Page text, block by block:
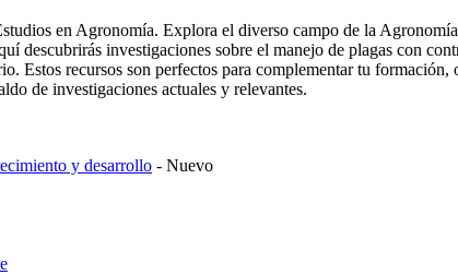
en Agronomía. Explora el diverso campo de la
descubrirás investigaciones sobre el manejo de plagas con
Estos recursos son perfectos para complementar tu
de investigaciones actuales y relevantes.
y desarrollo - Nuevo